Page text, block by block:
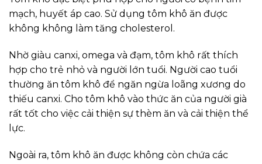
mạch, huyết áp cao. Sử dụng tôm khô ăn được
không không làm tăng cholesterol.
Nhờ giàu canxi, omega và đạm, tôm khô rất thích
hợp cho trẻ nhỏ và người lớn tuổi. Người cao tuổi
thường ăn tôm khô để ngăn ngừa loãng xương do
thiếu canxi. Cho tôm khô vào thức ăn của người già
rất tốt cho việc cải thiện sự thèm ăn và cải thiện thể
lực.
Ngoài ra, tôm khô ăn được không còn chứa các